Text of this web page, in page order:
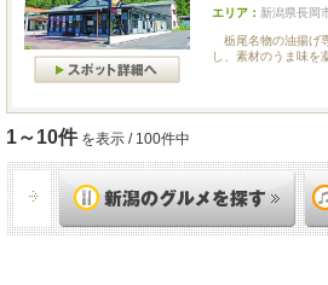
エリア： 新潟県長岡
栃尾名物の油揚げ
し、素材のうま味を
1～10件 を表示 / 100件中